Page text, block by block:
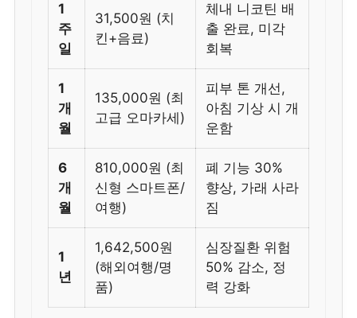
1
주
일
31,500원 (치
킨+음료)
체내 니코틴 배
출 완료, 미각
회복
1
개
월
135,000원 (최
고급 오마카세)
피부 톤 개선,
아침 기상 시 개
운함
6
개
월
810,000원 (최
신형 스마트폰/
여행)
폐 기능 30%
향상, 가래 사라
짐
1
년
1,642,500원
(해외여행/명
품)
심장질환 위험
50% 감소, 정
력 강화